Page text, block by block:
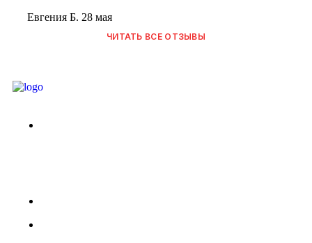
Евгения Б. 28 мая
ЧИТАТЬ ВСЕ ОТЗЫВЫ